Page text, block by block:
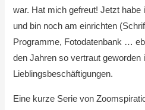
war. Hat mich gefreut! Jetzt habe
und bin noch am einrichten
Programme, Fotodatenbank …
den Jahren so vertraut
Lieblingsbeschäftigungen.
Eine kurze Serie von